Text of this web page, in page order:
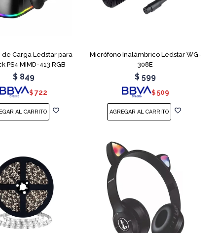
de Carga Ledstar para
PS4 MIMD-413 RGB
$ 849
$ 722
Micrófono Inalámbrico Ledstar WG-
308E
$ 599
$ 509